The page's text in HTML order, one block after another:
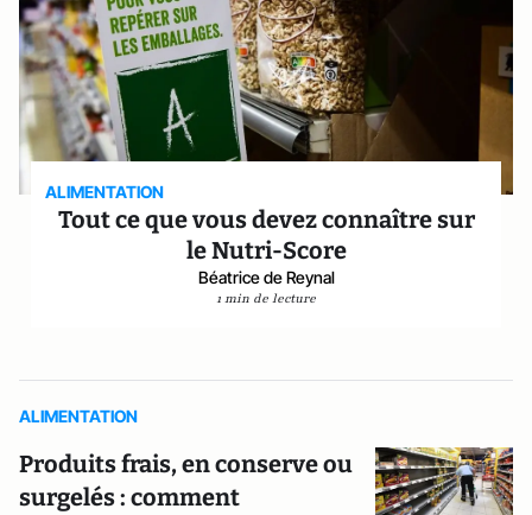
ALIMENTATION
Tout ce que vous devez connaître sur
le Nutri-Score
Béatrice de Reynal
1 min de lecture
ALIMENTATION
Produits frais, en conserve ou
surgelés : comment